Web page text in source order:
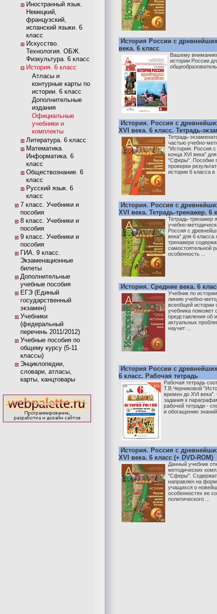
Иностранный язык.
Немецкий,
французский,
испанский языки. 6
класс
Искусство.
Технология. ОБЖ.
Физкультура. 6 класс
История. 6 класс
Атласы и
контурные карты по
истории. 6 класс
Дополнительные
издания
Официальные
учебники и
комплекты
Литература. 6 класс
Математика.
Информатика. 6
класс
Обществознание. 6
класс
Русский язык. 6
класс
7 класс. Учебники и
пособия
8 класс. Учебники и
пособия
9 класс. Учебники и
пособия
ГИА. 9 класс.
Экзаменационные
билеты
Дополнительные
учебные пособия
ЕГЭ (Единый
государственный
экзамен)
Учебники
(федеральный
перечень 2011/2012)
Учебные пособия по
общему курсу (5-11
классы)
Энциклопедии,
словари, атласы,
карты, канцтовары
История России с
века. 6 класс
Вашему вниманию
истории России
История. Россия с
XVI века. 6 класс. Тетрадь-
Тетрадь-
частью учебно-
"История. Россия
конца XVI века"
"Сферы". Пособие
проверки
истории 6 класса в
История. Россия с
XVI века. Тетрадь-тренажер. 6
Тетрадь-тренажер
учебно-
Россия с
века" для 6
тренажере
самостоятельной
особенность ...
История. Средние века. 6
Учебник по
линию учебно-
всеобщей
учебника поможет
представления об
актуальных
научит ...
История России с
6 класс. Рабочая тетрадь
Рабочая тетрадь
Т.В.Черниковой
времен до XVI
задания к
рабочей тетради -
и обогащению
История. Россия с
XVI века. 6 класс (+ DVD-ROM)
Данный учебник
методических
"Сферы".
направлен на
учащихся о
особенностях ее
политического ...